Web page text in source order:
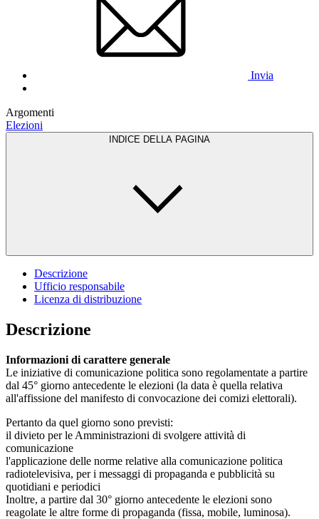
Invia
Argomenti
Elezioni
INDICE DELLA PAGINA
Descrizione
Ufficio responsabile
Licenza di distribuzione
Descrizione
Informazioni di carattere generale
Le iniziative di comunicazione politica sono regolamentate a partire
dal 45° giorno antecedente le elezioni (la data è quella relativa
all'affissione del manifesto di convocazione dei comizi elettorali).
Pertanto da quel giorno sono previsti:
il divieto per le Amministrazioni di svolgere attività di
comunicazione
l'applicazione delle norme relative alla comunicazione politica
radiotelevisiva, per i messaggi di propaganda e pubblicità su
quotidiani e periodici
Inoltre, a partire dal 30° giorno antecedente le elezioni sono
reagolate le altre forme di propaganda (fissa, mobile, luminosa).